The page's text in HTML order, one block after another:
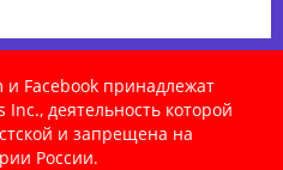
Facebook принадлежат
деятельность которой
и запрещена на
России.